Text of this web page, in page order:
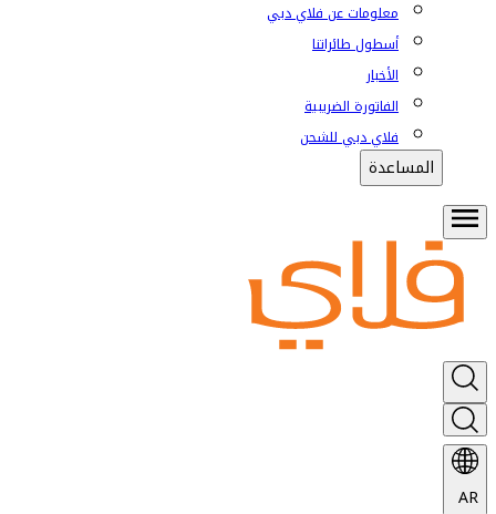
معلومات عن فلاي دبي
أسطول طائراتنا
الأخبار
الفاتورة الضريبية
فلاي دبي للشحن
المساعدة
AR